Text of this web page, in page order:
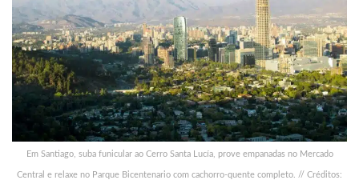
Em Santiago, suba funicular ao Cerro Santa Lucía, prove empanadas no Mercado
Central e relaxe no Parque Bicentenario com cachorro-quente completo. // Créditos: